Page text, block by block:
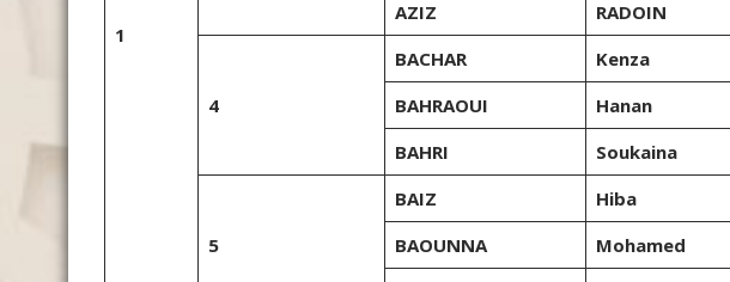
1
AZIZ
RADOIN
4
BACHAR Kenza
BAHRAOUI
Hanan
BAHRI
Soukaina
5
BAIZ Hiba
BAOUNNA
Mohamed